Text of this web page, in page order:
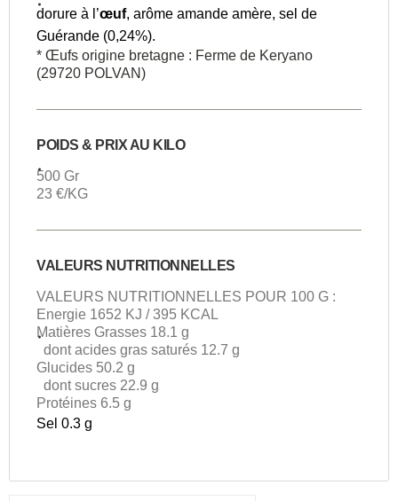
dorure à l’œuf, arôme amande amère, sel de
Guérande (0,24%).
* Œufs origine bretagne : Ferme de Keryano
(29720 POLVAN)
POIDS & PRIX AU KILO
500 Gr
23 €/KG
VALEURS NUTRITIONNELLES
VALEURS NUTRITIONNELLES POUR 100 G :
Energie 1652 KJ / 395 KCAL
Matières Grasses 18.1 g
dont acides gras saturés 12.7 g
Glucides 50.2 g
dont sucres 22.9 g
Protéines 6.5 g
Sel 0.3 g